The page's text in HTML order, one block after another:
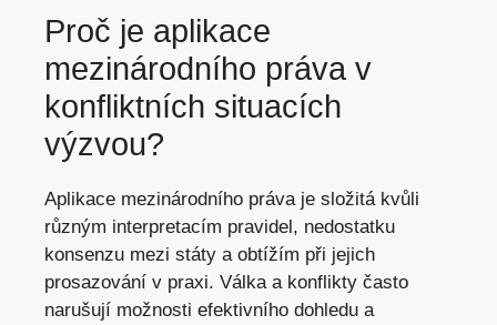
Proč je aplikace
mezinárodního práva v
konfliktních situacích
výzvou?
Aplikace mezinárodního práva je složitá kvůli
různým interpretacím pravidel, nedostatku
konsenzu mezi státy a obtížím při jejich
prosazování v praxi. Válka a konflikty často
narušují možnosti efektivního dohledu a